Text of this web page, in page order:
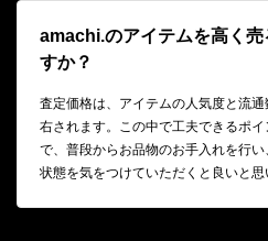
amachi.のアイテムを高く売
すか？
査定価格は、アイテムの人気度と流
右されます。この中で工夫できるポ
で、普段からお品物のお手入れを行
状態を気をつけていただくと良いと思